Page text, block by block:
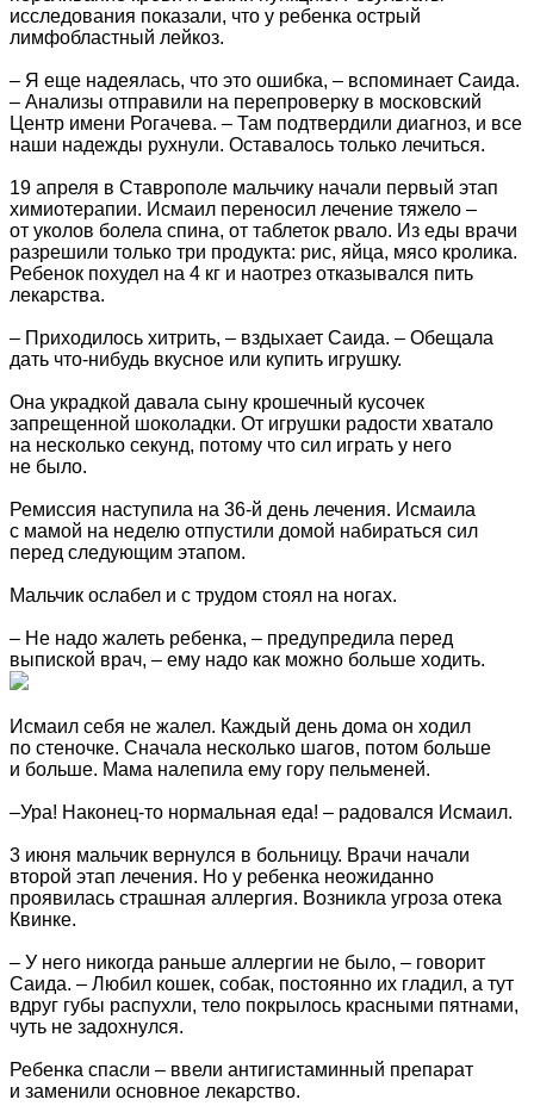
исследования показали, что у ребенка острый
лимфобластный лейкоз.
– Я еще надеялась, что это ошибка, – вспоминает Саида.
– Анализы отправили на перепроверку в московский
Центр имени Рогачева. – Там подтвердили диагноз, и все
наши надежды рухнули. Оставалось только лечиться.
19 апреля в Ставрополе мальчику начали первый этап
химиотерапии. Исмаил переносил лечение тяжело –
от уколов болела спина, от таблеток рвало. Из еды врачи
разрешили только три продукта: рис, яйца, мясо кролика.
Ребенок похудел на 4 кг и наотрез отказывался пить
лекарства.
– Приходилось хитрить, – вздыхает Саида. – Обещала
дать что-нибудь вкусное или купить игрушку.
Она украдкой давала сыну крошечный кусочек
запрещенной шоколадки. От игрушки радости хватало
на несколько секунд, потому что сил играть у него
не было.
Ремиссия наступила на 36-й день лечения. Исмаила
с мамой на неделю отпустили домой набираться сил
перед следующим этапом.
Мальчик ослабел и с трудом стоял на ногах.
– Не надо жалеть ребенка, – предупредила перед
выпиской врач, – ему надо как можно больше ходить.
Исмаил себя не жалел. Каждый день дома он ходил
по стеночке. Сначала несколько шагов, потом больше
и больше. Мама налепила ему гору пельменей.
–Ура! Наконец-то нормальная еда! – радовался Исмаил.
3 июня мальчик вернулся в больницу. Врачи начали
второй этап лечения. Но у ребенка неожиданно
проявилась страшная аллергия. Возникла угроза отека
Квинке.
– У него никогда раньше аллергии не было, – говорит
Саида. – Любил кошек, собак, постоянно их гладил, а тут
вдруг губы распухли, тело покрылось красными пятнами,
чуть не задохнулся.
Ребенка спасли – ввели антигистаминный препарат
и заменили основное лекарство.